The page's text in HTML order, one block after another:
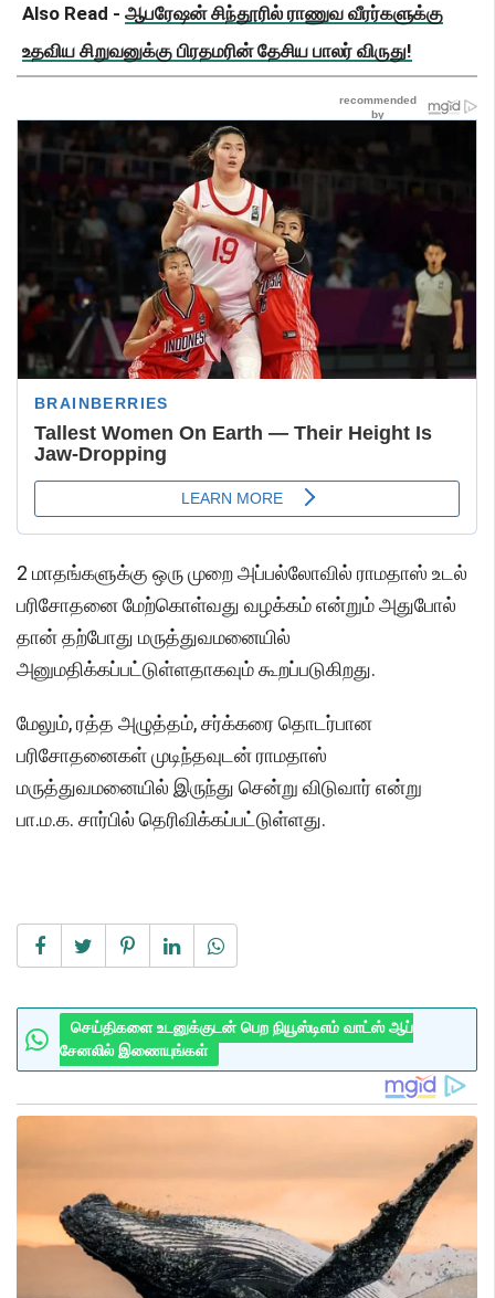
Also Read - ஆபரேஷன் சிந்தூரில் ராணுவ வீரர்களுக்கு
உதவிய சிறுவனுக்கு பிரதமரின் தேசிய பாலர் விருது!
2 மாதங்களுக்கு ஒரு முறை அப்பல்லோவில் ராமதாஸ் உடல்
பரிசோதனை மேற்கொள்வது வழக்கம் என்றும் அதுபோல்
தான் தற்போது மருத்துவமனையில்
அனுமதிக்கப்பட்டுள்ளதாகவும் கூறப்படுகிறது.
மேலும், ரத்த அழுத்தம், சர்க்கரை தொடர்பான
பரிசோதனைகள் முடிந்தவுடன் ராமதாஸ்
மருத்துவமனையில் இருந்து சென்று விடுவார் என்று
பா.ம.க. சார்பில் தெரிவிக்கப்பட்டுள்ளது.
செய்திகளை உடனுக்குடன் பெற நியூஸ்டிஎம் வாட்ஸ் ஆப்
சேனலில் இணையுங்கள்